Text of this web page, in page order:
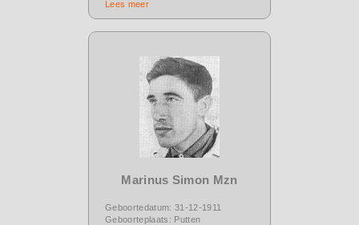
Lees meer
Marinus Simon Mzn
Geboortedatum: 31-12-1911
Geboorteplaats: Putten